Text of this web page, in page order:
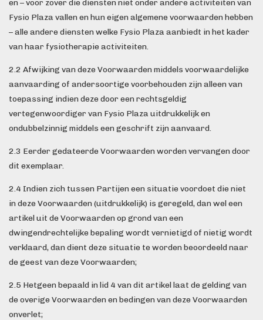
en – voor zover die diensten niet onder andere activiteiten van
Fysio Plaza vallen en hun eigen algemene voorwaarden hebben
– alle andere diensten welke Fysio Plaza aanbiedt in het kader
van haar fysiotherapie activiteiten.
2.2 Afwijking van deze Voorwaarden middels voorwaardelijke
aanvaarding of andersoortige voorbehouden zijn alleen van
toepassing indien deze door een rechtsgeldig
vertegenwoordiger van Fysio Plaza uitdrukkelijk en
ondubbelzinnig middels een geschrift zijn aanvaard.
2.3 Eerder gedateerde Voorwaarden worden vervangen door
dit exemplaar.
2.4 Indien zich tussen Partijen een situatie voordoet die niet
in deze Voorwaarden (uitdrukkelijk) is geregeld, dan wel een
artikel uit de Voorwaarden op grond van een
dwingendrechtelijke bepaling wordt vernietigd of nietig wordt
verklaard, dan dient deze situatie te worden beoordeeld naar
de geest van deze Voorwaarden;
2.5 Hetgeen bepaald in lid 4 van dit artikel laat de gelding van
de overige Voorwaarden en bedingen van deze Voorwaarden
onverlet;